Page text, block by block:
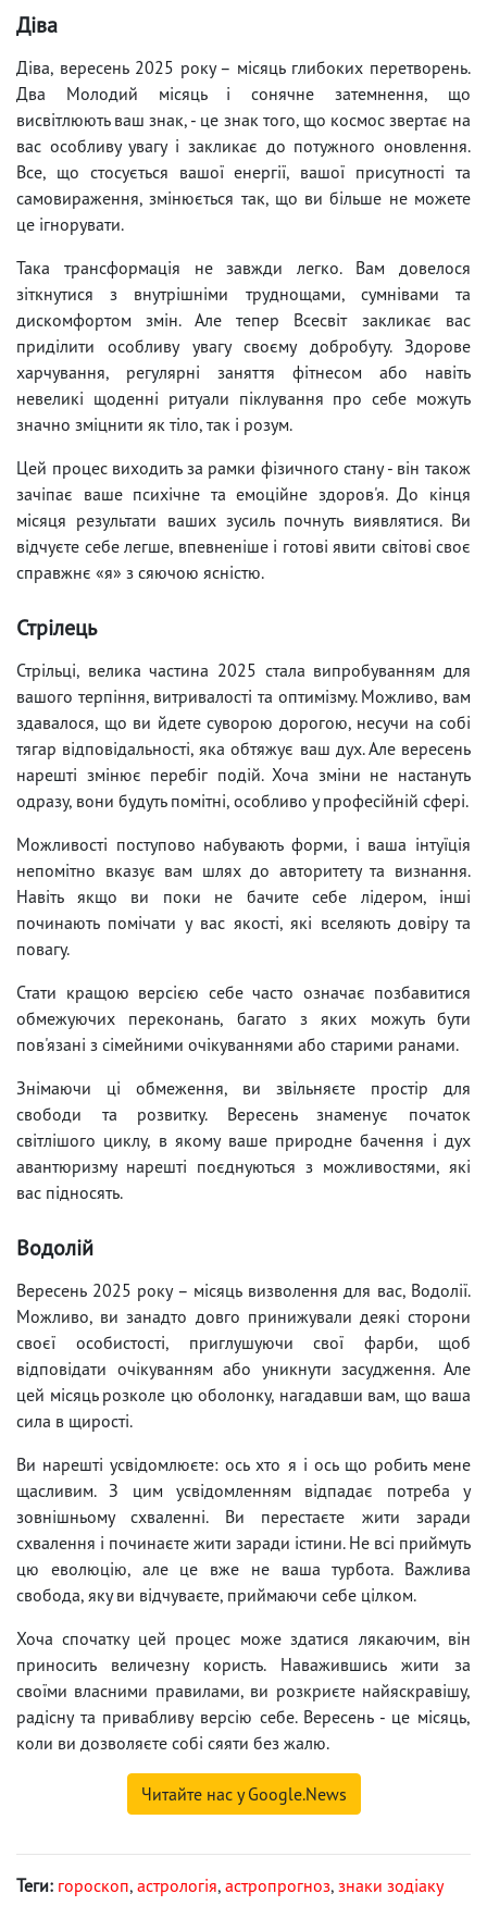
Діва
Діва, вересень 2025 року – місяць глибоких перетворень.
Два Молодий місяць і сонячне затемнення, що
висвітлюють ваш знак, - це знак того, що космос звертає на
вас особливу увагу і закликає до потужного оновлення.
Все, що стосується вашої енергії, вашої присутності та
самовираження, змінюється так, що ви більше не можете
це ігнорувати.
Така трансформація не завжди легко. Вам довелося
зіткнутися з внутрішніми труднощами, сумнівами та
дискомфортом змін. Але тепер Всесвіт закликає вас
приділити особливу увагу своєму добробуту. Здорове
харчування, регулярні заняття фітнесом або навіть
невеликі щоденні ритуали піклування про себе можуть
значно зміцнити як тіло, так і розум.
Цей процес виходить за рамки фізичного стану - він також
зачіпає ваше психічне та емоційне здоров'я. До кінця
місяця результати ваших зусиль почнуть виявлятися. Ви
відчуєте себе легше, впевненіше і готові явити світові своє
справжнє «я» з сяючою ясністю.
Стрілець
Стрільці, велика частина 2025 стала випробуванням для
вашого терпіння, витривалості та оптимізму. Можливо, вам
здавалося, що ви йдете суворою дорогою, несучи на собі
тягар відповідальності, яка обтяжує ваш дух. Але вересень
нарешті змінює перебіг подій. Хоча зміни не настануть
одразу, вони будуть помітні, особливо у професійній сфері.
Можливості поступово набувають форми, і ваша інтуїція
непомітно вказує вам шлях до авторитету та визнання.
Навіть якщо ви поки не бачите себе лідером, інші
починають помічати у вас якості, які вселяють довіру та
повагу.
Стати кращою версією себе часто означає позбавитися
обмежуючих переконань, багато з яких можуть бути
пов'язані з сімейними очікуваннями або старими ранами.
Знімаючи ці обмеження, ви звільняєте простір для
свободи та розвитку. Вересень знаменує початок
світлішого циклу, в якому ваше природне бачення і дух
авантюризму нарешті поєднуються з можливостями, які
вас підносять.
Водолій
Вересень 2025 року – місяць визволення для вас, Водолії.
Можливо, ви занадто довго принижували деякі сторони
своєї особистості, приглушуючи свої фарби, щоб
відповідати очікуванням або уникнути засудження. Але
цей місяць розколе цю оболонку, нагадавши вам, що ваша
сила в щирості.
Ви нарешті усвідомлюєте: ось хто я і ось що робить мене
щасливим. З цим усвідомленням відпадає потреба у
зовнішньому схваленні. Ви перестаєте жити заради
схвалення і починаєте жити заради істини. Не всі приймуть
цю еволюцію, але це вже не ваша турбота. Важлива
свобода, яку ви відчуваєте, приймаючи себе цілком.
Хоча спочатку цей процес може здатися лякаючим, він
приносить величезну користь. Наважившись жити за
своїми власними правилами, ви розкриєте найяскравішу,
радісну та привабливу версію себе. Вересень - це місяць,
коли ви дозволяєте собі сяяти без жалю.
Читайте нас у Google.News
Теги: гороскоп, астрологія, астропрогноз, знаки зодіаку